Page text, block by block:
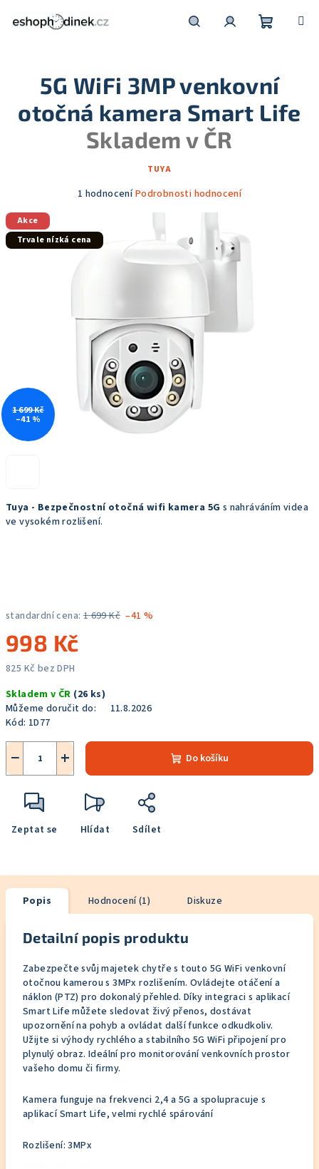
košík
Tuya - Bezpečnostní otočná wifi kamera 5G s nahráváním videa
ve vysokém rozlišení.
standardní cena: 1 699 Kč –41 %
998 Kč
825 Kč bez DPH
cena:
Skladem v ČR (26 ks)
Můžeme doručit do:
11.8.2026
Kód: 1D77
+
− Do košíku
Zeptat se Hlídat Sdílet
5G WiFi 3MP venkovní
otočná kamera Smart Life
Skladem v ČR
TUYA
Průměrné
je
5,0
1 hodnoceníPodrobnosti hodnocení
Akce
Trvale nízká cena
1 699 Kč
–41 %
Popis Hodnocení (1) Diskuze
Detailní popis produktu
Zabezpečte svůj majetek chytře s touto 5G WiFi venkovní
otočnou kamerou s 3MPx rozlišením. Ovládejte otáčení a
náklon (PTZ) pro dokonalý přehled. Díky integraci s aplikací
Smart Life můžete sledovat živý přenos, dostávat
upozornění na pohyb a ovládat další funkce odkudkoliv.
Užijte si výhody rychlého a stabilního 5G WiFi připojení pro
plynulý obraz. Ideální pro monitorování venkovních prostor
vašeho domu či firmy.
Kamera funguje na frekvenci 2,4 a 5G a spolupracuje s
aplikací Smart Life, velmi rychlé spárování
Rozlišení: 3MPx